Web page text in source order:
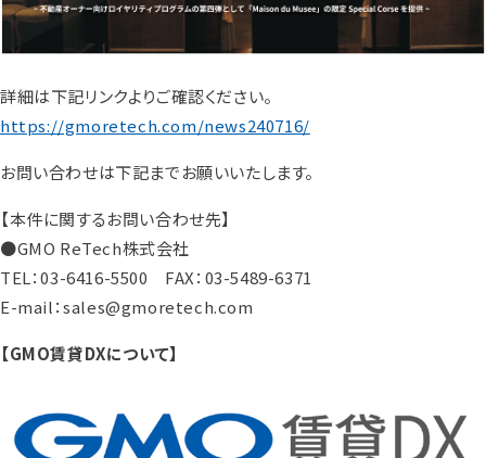
詳細は下記リンクよりご確認ください。
https://gmoretech.com/news240716/
お問い合わせは下記までお願いいたします。
【本件に関するお問い合わせ先】
●GMO ReTech株式会社
TEL：03-6416-5500 FAX：03-5489-6371
E-mail：sales@gmoretech.com
【GMO賃貸DXについて】